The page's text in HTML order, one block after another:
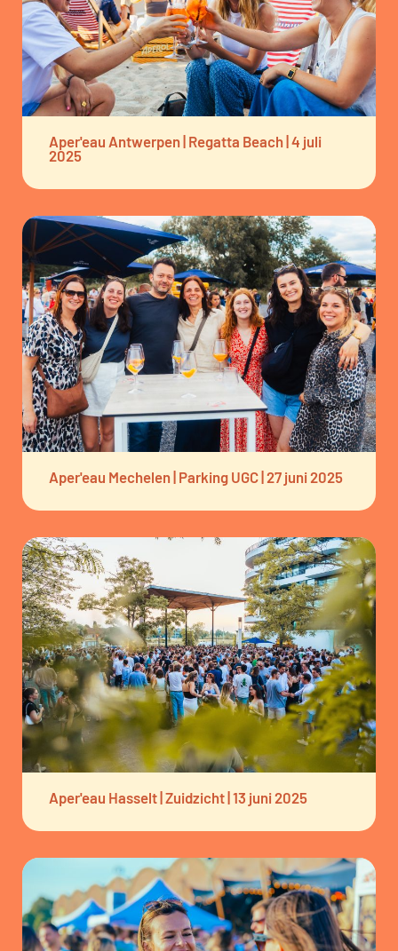
Aper'eau Antwerpen | Regatta Beach | 4 juli
2025
Aper'eau Mechelen | Parking UGC | 27 juni 2025
Aper'eau Hasselt | Zuidzicht | 13 juni 2025